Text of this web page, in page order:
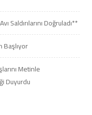
Saldırılarını Doğruladı**
Başlıyor
Metinle
Duyurdu